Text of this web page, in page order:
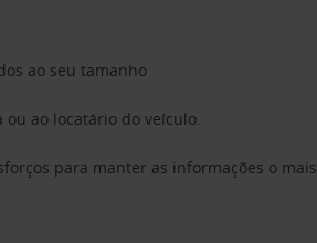
ao seu tamanho
ao locatário do veículo.
para manter as informações o mais